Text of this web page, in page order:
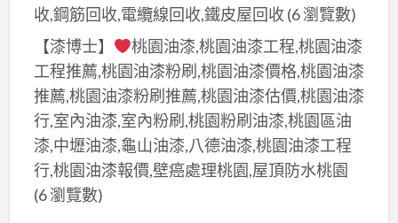
收,鋼筋回收,電纜線回收,鐵皮屋回收(6 瀏覽數)
【漆博士】
桃園油漆,桃園油漆工程,桃園油漆
工程推薦,桃園油漆粉刷,桃園油漆價格,桃園油漆
推薦,桃園油漆粉刷推薦,桃園油漆估價,桃園油漆
行,室內油漆,室內粉刷,桃園粉刷油漆,桃園區油
漆,中壢油漆,龜山油漆,八德油漆,桃園油漆工程
行,桃園油漆報價,壁癌處理桃園,屋頂防水桃園
(6 瀏覽數)